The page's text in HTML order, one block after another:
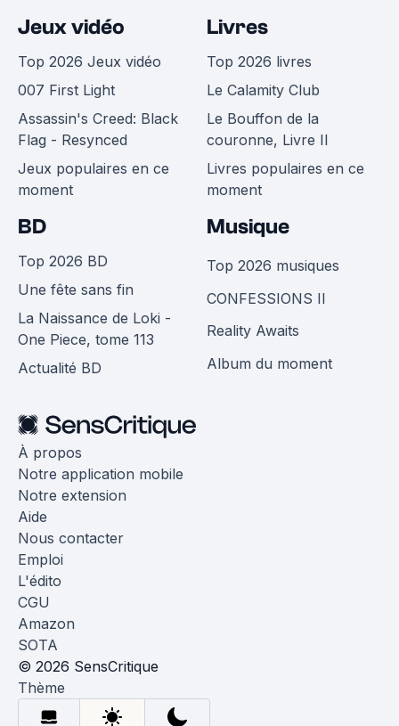
Jeux vidéo
Top 2026 Jeux vidéo
007 First Light
Assassin's Creed: Black
Flag - Resynced
Jeux populaires en ce
moment
Livres
Top 2026 livres
Le Calamity Club
Le Bouffon de la
couronne, Livre II
Livres populaires en ce
moment
BD
Top 2026 BD
Une fête sans fin
La Naissance de Loki -
One Piece, tome 113
Actualité BD
Musique
Top 2026 musiques
CONFESSIONS II
Reality Awaits
Album du moment
À propos
Notre application mobile
Notre extension
Aide
Nous contacter
Emploi
L'édito
CGU
Amazon
SOTA
© 2026 SensCritique
Thème